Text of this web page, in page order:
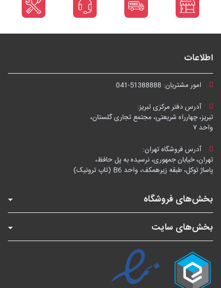
اطلاعات
امور مشتریان: 041-51388888
آدرس دفتر مرکزی تبریز:
تبریز، چهارراه شریعتی، مجتمع تجاری گلستان،
واحد ۷
آدرس فروشگاه تهران:
تهران، خیابان جمهوری، نرسیده به پل حافظ،
پاساژ توکل، طبقه زیرهمکف، واحد B6 (تاپ ترونیک)
بخش‌های فروشگاه
بخش‌های سایت